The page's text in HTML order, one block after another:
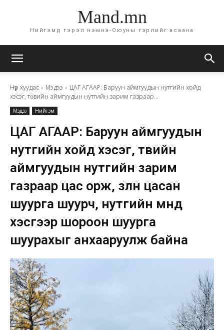
Mand.mn
Нийгэмд гэрэл нэмнэ-Оюуны гэрлийг асаана
Нүүр хуудас Мэдээ
ЦАГ АГААР: Баруун аймгуудын нутгийн хойд
хэсэг, төвийн аймгуудын нутгийн зарим газраар...
Мэдээ Нийгэм
ЦАГ АГААР: Баруун аймгуудын
нутгийн хойд хэсэг, төвийн
аймгуудын нутгийн зарим
газраар цас орж, зөөлөн цасан
шуурга шуурч, нутгийн өмнөд
хэсгээр шороон шуурга
шуурахыг анхааруулж байна